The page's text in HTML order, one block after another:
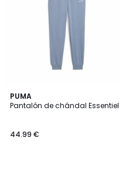
PUMA
Pantalón de chándal Essentiel
44.99 €
3
/
4
Colores